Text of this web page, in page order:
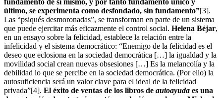
último, se experimenta como desfondado, sin fundamento”[3].
Las “psiqués desmoronadas”, se transforman en parte de un sistema
que puede ejercitar más eficazmente el control social. Helena Béjar,
en un ensayo sobre la felicidad, establece la relación entre la
infelicidad y el sistema democrático: “Enemigo de la felicidad es el
deseo que eclosiona en la sociedad democrática […] la igualdad y la
movilidad social crean nuevas obsesiones […] Es la melancolía y la
debilidad lo que se percibe en la sociedad democrática. (Por ello) la
autosuficiencia será un valor clave para el ideal de la felicidad
privada”[4]. El éxito de ventas de los libros de autoayuda es una